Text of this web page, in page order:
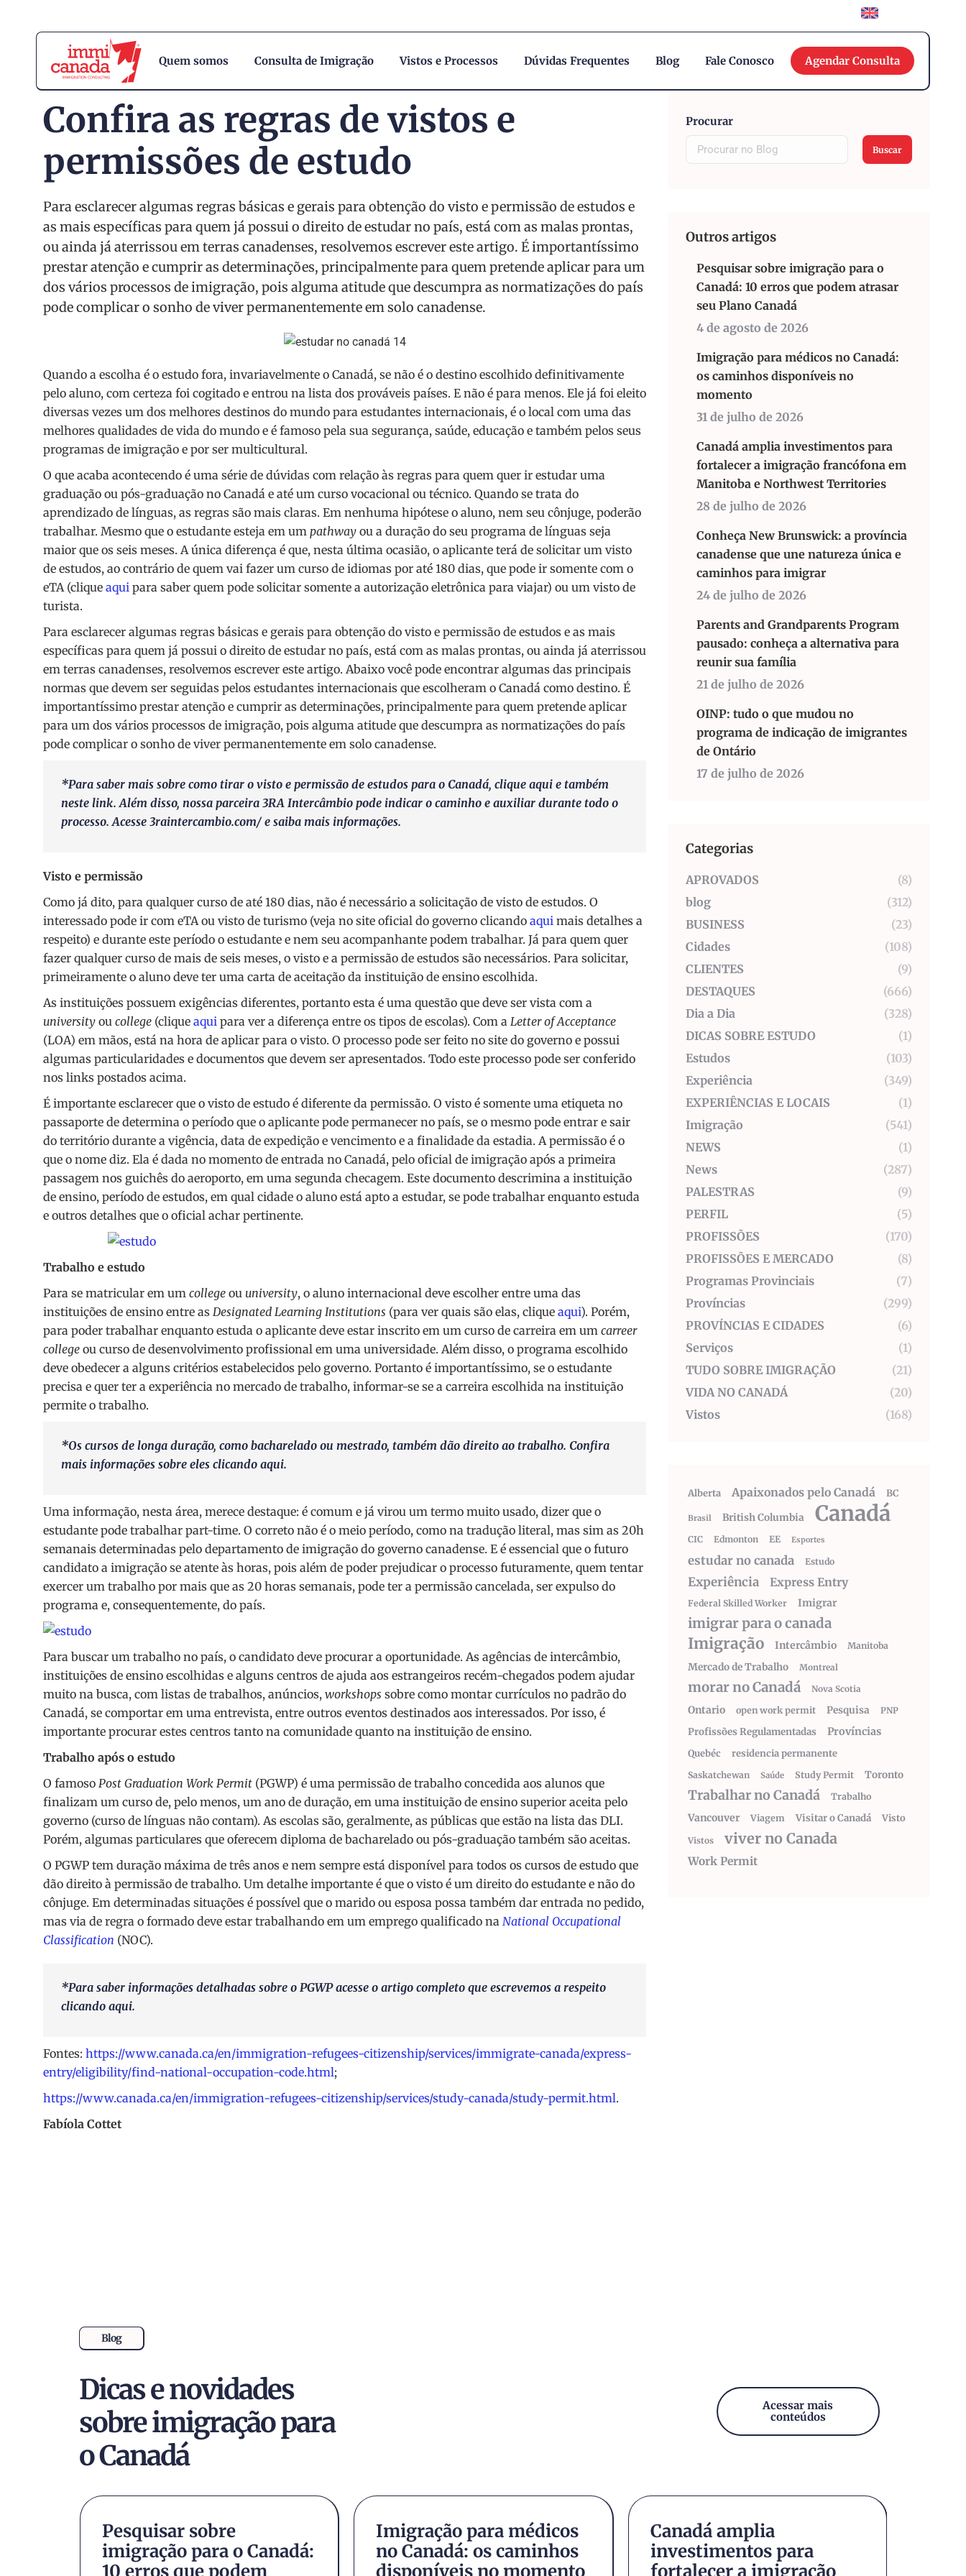
Quem somos Consulta de Imigração Vistos e Processos Dúvidas Frequentes Blog Fale Conosco Agendar Consulta
Confira as regras de vistos e
permissões de estudo
Para esclarecer algumas regras básicas e gerais para obtenção do visto e permissão de estudos e
as mais específicas para quem já possui o direito de estudar no país, está com as malas prontas,
ou ainda já aterrissou em terras canadenses, resolvemos escrever este artigo. É importantíssimo
prestar atenção e cumprir as determinações, principalmente para quem pretende aplicar para um
dos vários processos de imigração, pois alguma atitude que descumpra as normatizações do país
pode complicar o sonho de viver permanentemente em solo canadense.
Quando a escolha é o estudo fora, invariavelmente o Canadá, se não é o destino escolhido definitivamente
pelo aluno, com certeza foi cogitado e entrou na lista dos prováveis países. E não é para menos. Ele já foi eleito
diversas vezes um dos melhores destinos do mundo para estudantes internacionais, é o local com uma das
melhores qualidades de vida do mundo e é famoso pela sua segurança, saúde, educação e também pelos seus
programas de imigração e por ser multicultural.
O que acaba acontecendo é uma série de dúvidas com relação às regras para quem quer ir estudar uma
graduação ou pós-graduação no Canadá e até um curso vocacional ou técnico. Quando se trata do
aprendizado de línguas, as regras são mais claras. Em nenhuma hipótese o aluno, nem seu cônjuge, poderão
trabalhar. Mesmo que o estudante esteja em um pathway ou a duração do seu programa de línguas seja
maior que os seis meses. A única diferença é que, nesta última ocasião, o aplicante terá de solicitar um visto
de estudos, ao contrário de quem vai fazer um curso de idiomas por até 180 dias, que pode ir somente com o
eTA (clique aqui para saber quem pode solicitar somente a autorização eletrônica para viajar) ou um visto de
turista.
Para esclarecer algumas regras básicas e gerais para obtenção do visto e permissão de estudos e as mais
específicas para quem já possui o direito de estudar no país, está com as malas prontas, ou ainda já aterrissou
em terras canadenses, resolvemos escrever este artigo. Abaixo você pode encontrar algumas das principais
normas que devem ser seguidas pelos estudantes internacionais que escolheram o Canadá como destino. É
importantíssimo prestar atenção e cumprir as determinações, principalmente para quem pretende aplicar
para um dos vários processos de imigração, pois alguma atitude que descumpra as normatizações do país
pode complicar o sonho de viver permanentemente em solo canadense.
*Para saber mais sobre como tirar o visto e permissão de estudos para o Canadá, clique aqui e também
neste link. Além disso, nossa parceira 3RA Intercâmbio pode indicar o caminho e auxiliar durante todo o
processo. Acesse 3raintercambio.com/e saiba mais informações.
Visto e permissão
Como já dito, para qualquer curso de até 180 dias, não é necessário a solicitação de visto de estudos. O
interessado pode ir com eTA ou visto de turismo (veja no site oficial do governo clicando aqui mais detalhes a
respeito) e durante este período o estudante e nem seu acompanhante podem trabalhar. Já para quem quer
fazer qualquer curso de mais de seis meses, o visto e a permissão de estudos são necessários. Para solicitar,
primeiramente o aluno deve ter uma carta de aceitação da instituição de ensino escolhida.
As instituições possuem exigências diferentes, portanto esta é uma questão que deve ser vista com a
university ou college (clique aqui para ver a diferença entre os tipos de escolas). Com a Letter of Acceptance
(LOA) em mãos, está na hora de aplicar para o visto. O processo pode ser feito no site do governo e possui
algumas particularidades e documentos que devem ser apresentados. Todo este processo pode ser conferido
nos links postados acima.
É importante esclarecer que o visto de estudo é diferente da permissão. O visto é somente uma etiqueta no
passaporte de determina o período que o aplicante pode permanecer no país, se o mesmo pode entrar e sair
do território durante a vigência, data de expedição e vencimento e a finalidade da estadia. A permissão é o
que o nome diz. Ela é dada no momento de entrada no Canadá, pelo oficial de imigração após a primeira
passagem nos guichês do aeroporto, em uma segunda checagem. Este documento descrimina a instituição
de ensino, período de estudos, em qual cidade o aluno está apto a estudar, se pode trabalhar enquanto estuda
e outros detalhes que o oficial achar pertinente.
Trabalho e estudo
Para se matricular em um college ou university, o aluno internacional deve escolher entre uma das
instituições de ensino entre as Designated Learning Institutions (para ver quais são elas, clique aqui). Porém,
para poder trabalhar enquanto estuda o aplicante deve estar inscrito em um curso de carreira em um carreer
college ou curso de desenvolvimento profissional em uma universidade. Além disso, o programa escolhido
deve obedecer a alguns critérios estabelecidos pelo governo. Portanto é importantíssimo, se o estudante
precisa e quer ter a experiência no mercado de trabalho, informar-se se a carreira escolhida na instituição
permite o trabalho.
*Os cursos de longa duração, como bacharelado ou mestrado, também dão direito ao trabalho. Confira
mais informações sobre eles clicando aqui.
Uma informação, nesta área, merece destaque: é comum e já virou um termo muito usado, dizer que o
estudante pode trabalhar part-time. O correto não é o meio período, como na tradução literal, mas sim as 20h
semanais determinadas pelo departamento de imigração do governo canadense. E é essencial que o futuro
candidato a imigração se atente às horas, pois além de poder prejudicar o processo futuramente, quem tentar
exercer um trabalho por mais que as 20 horas semanais, pode ter a permissão cancelada, ser expulso do
programa e, consequentemente, do país.
Para buscar um trabalho no país, o candidato deve procurar a oportunidade. As agências de intercâmbio,
instituições de ensino escolhidas e alguns centros de ajuda aos estrangeiros recém-chegados podem ajudar
muito na busca, com listas de trabalhos, anúncios, workshops sobre como montar currículos no padrão do
Canadá, se comportar em uma entrevista, entre outros eventos destinados aos interessados. Por isso, é
importante procurar estes centros tanto na comunidade quanto na instituição de ensino.
Trabalho após o estudo
O famoso Post Graduation Work Permit (PGWP) é uma permissão de trabalho concedida aos alunos que
finalizam um curso de, pelo menos, um ano de duração, em uma instituição de ensino superior aceita pelo
governo (curso de línguas não contam). As escolas são, geralmente, as públicas que estão na lista das DLI.
Porém, algumas particulares que oferecem diploma de bacharelado ou pós-graduação também são aceitas.
O PGWP tem duração máxima de três anos e nem sempre está disponível para todos os cursos de estudo que
dão direito à permissão de trabalho. Um detalhe importante é que o visto é um direito do estudante e não do
cônjuge. Em determinadas situações é possível que o marido ou esposa possa também dar entrada no pedido,
mas via de regra o formado deve estar trabalhando em um emprego qualificado na National Occupational
Classification (NOC).
*Para saber informações detalhadas sobre o PGWP acesse o artigo completo que escrevemos a respeito
clicando aqui.
Fontes: https://www.canada.ca/en/immigration-refugees-citizenship/services/immigrate-canada/express-
entry/eligibility/find-national-occupation-code.html;
https://www.canada.ca/en/immigration-refugees-citizenship/services/study-canada/study-permit.html.
Fabíola Cottet
Procurar
Buscar
Outros artigos
Pesquisar sobre imigração para o
Canadá: 10 erros que podem atrasar
seu Plano Canadá
4 de agosto de 2026
Imigração para médicos no Canadá:
os caminhos disponíveis no
momento
31 de julho de 2026
Canadá amplia investimentos para
fortalecer a imigração francófona em
Manitoba e Northwest Territories
28 de julho de 2026
Conheça New Brunswick: a província
canadense que une natureza única e
caminhos para imigrar
24 de julho de 2026
Parents and Grandparents Program
pausado: conheça a alternativa para
reunir sua família
21 de julho de 2026
OINP: tudo o que mudou no
programa de indicação de imigrantes
de Ontário
17 de julho de 2026
Categorias
APROVADOS
(8)
blog
(312)
BUSINESS
(23)
Cidades
(108)
CLIENTES
(9)
DESTAQUES
(666)
Dia a Dia
(328)
DICAS SOBRE ESTUDO
(1)
Estudos
(103)
Experiência
(349)
EXPERIÊNCIAS E LOCAIS
(1)
Imigração
(541)
NEWS
(1)
News
(287)
PALESTRAS
(9)
PERFIL
(5)
PROFISSÕES
(170)
PROFISSÕES E MERCADO
(8)
Programas Provinciais
(7)
Províncias
(299)
PROVÍNCIAS E CIDADES
(6)
Serviços
(1)
TUDO SOBRE IMIGRAÇÃO
(21)
VIDA NO CANADÁ
(20)
Vistos
(168)
Alberta Apaixonados pelo Canadá BC
Brasil British Columbia Canadá
CIC Edmonton EE Esportes
estudar no canada Estudo
Experiência Express Entry
Federal Skilled Worker Imigrar
imigrar para o canada
Imigração Intercâmbio Manitoba
Mercado de Trabalho Montreal
morar no Canadá Nova Scotia
Ontario open work permit Pesquisa PNP
Profissões Regulamentadas Províncias
Quebéc residencia permanente
Saskatchewan Saúde Study Permit Toronto
Trabalhar no Canadá Trabalho
Vancouver Viagem Visitar o Canadá Visto
Vistos viver no Canada
Work Permit
Blog
Dicas e novidades
sobre imigração para
o Canadá
Acessar mais
conteúdos
Pesquisar sobre
imigração para o Canadá:
10 erros que podem
Imigração para médicos
no Canadá: os caminhos
disponíveis no momento
Canadá amplia
investimentos para
fortalecer a imigração